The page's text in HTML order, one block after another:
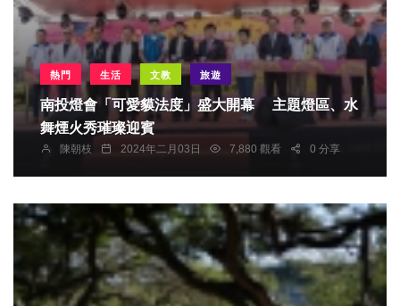
熱門 生活 文教 旅遊
南投燈會「可愛貘法度」盛大開幕 主題燈區、水
舞煙火秀璀璨迎賓
陳朝枝 2024年二月03日 7,880 觀看 0 分享